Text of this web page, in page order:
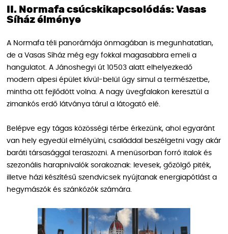
II. Normafa csúcskikapcsolódás: Vasas
Síház élménye
A Normafa téli panorámája önmagában is megunhatatlan,
de a Vasas Síház még egy fokkal magasabbra emeli a
hangulatot. A Jánoshegyi út 10503 alatt elhelyezkedő
modern alpesi épület kívül-belül úgy simul a természetbe,
mintha ott fejlődött volna. A nagy üvegfalakon keresztül a
zimankós erdő látványa tárul a látogató elé.
Belépve egy tágas közösségi térbe érkezünk, ahol egyaránt
van hely egyedül elmélyülni, családdal beszélgetni vagy akár
baráti társasággal teraszozni. A menüsorban forró italok és
szezonális harapnivalók sorakoznak: levesek, gőzölgő piték,
illetve házi készítésű szendvicsek nyújtanak energiapótlást a
hegymászók és szánkózók számára.